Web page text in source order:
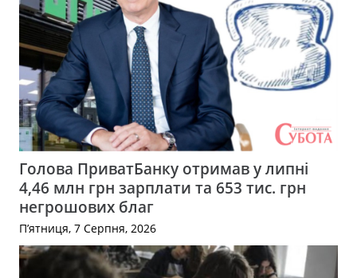
Голова ПриватБанку отримав у липні
4,46 млн грн зарплати та 653 тис. грн
негрошових благ
П’ятниця, 7 Серпня, 2026